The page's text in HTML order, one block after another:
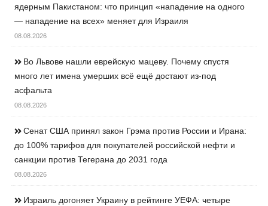
ядерным Пакистаном: что принцип «нападение на одного
— нападение на всех» меняет для Израиля
08.08.2026
Во Львове нашли еврейскую мацеву. Почему спустя
много лет имена умерших всё ещё достают из-под
асфальта
08.08.2026
Сенат США принял закон Грэма против России и Ирана:
до 100% тарифов для покупателей российской нефти и
санкции против Тегерана до 2031 года
08.08.2026
Израиль догоняет Украину в рейтинге УЕФА: четыре